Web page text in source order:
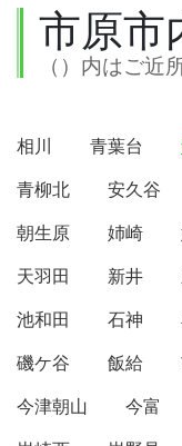
市原市
（）内はご近
相川 青葉台
青柳北
安久谷
朝生原
姉崎
天羽田
新井
池和田
石神
磯ケ谷
飯給
今津朝山
今富